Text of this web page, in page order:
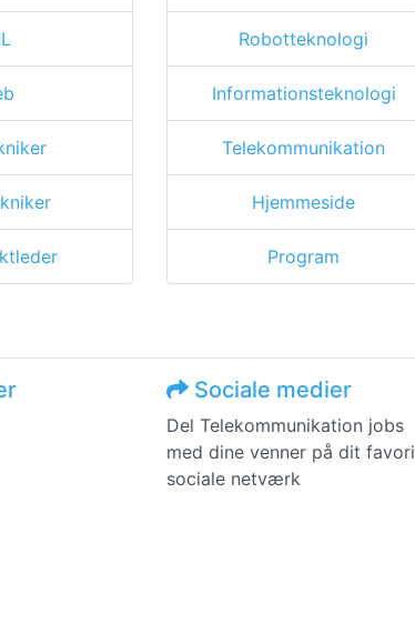
Robotteknologi
Informationsteknologi
Telekommunikation
Hjemmeside
Program
Sociale medier
Del Telekommunikation jobs
med dine venner på dit
sociale netværk